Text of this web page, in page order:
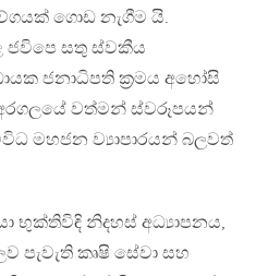
ගොඩ නැගීම යි.
ජවිපෙ සතු ස්වකීය
ජනාධිපති ක්‍රමය අහෝසි
වත්මන් ස්වරූපයන්
මහජන ව්‍යාපාරයන් බලවත්
භුක්තිවිඳි නිදහස් අධ්‍යාපනය,
පැවැති කෘෂි සේවා සහ